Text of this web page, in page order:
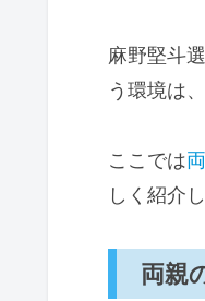
麻野堅斗選
う環境は
ここでは
しく紹介
両親